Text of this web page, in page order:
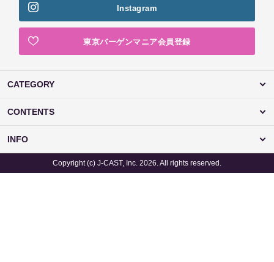
Instagram
東京バーゲンマニア会員登録
CATEGORY
CONTENTS
INFO
Copyright (c) J-CAST, Inc. 2026. All rights reserved.